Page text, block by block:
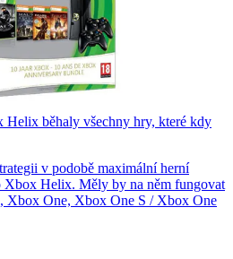
Helix běhaly všechny hry, které kdy
v podobě maximální herní
Xbox Helix. Měly by na něm fungovat
Xbox One, Xbox One S / Xbox One